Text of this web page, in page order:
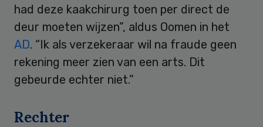
had deze kaakchirurg toen per direct de
deur moeten wijzen”, aldus Oomen in het
AD. “Ik als verzekeraar wil na fraude geen
rekening meer zien van een arts. Dit
gebeurde echter niet.”
Rechter